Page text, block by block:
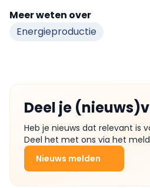
Meer weten over
Energieproductie
Deel je
Heb je nieuws dat relevant is
Deel het met ons via het
Nieuws melden